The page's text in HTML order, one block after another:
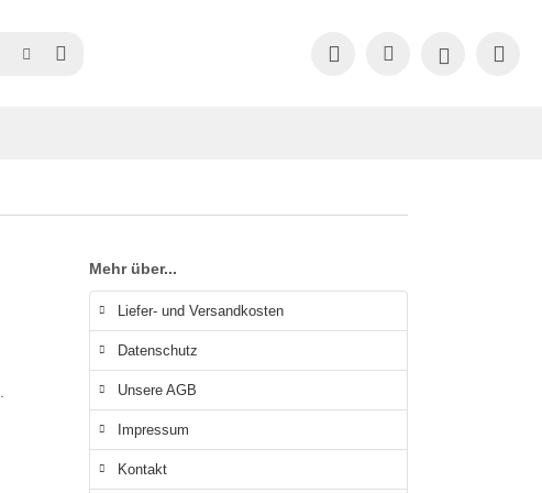
Mehr über...
Liefer- und Versandkosten
Datenschutz
Unsere AGB
Impressum
Kontakt